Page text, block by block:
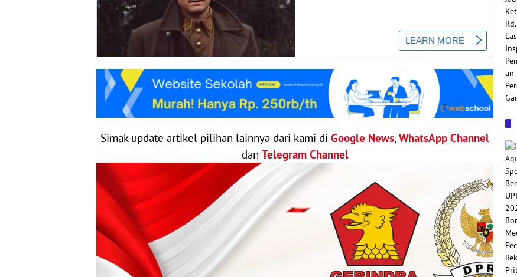
Simak update artikel pilihan lainnya dari kami di Google News, WhatsApp Channel
dan Telegram Channel